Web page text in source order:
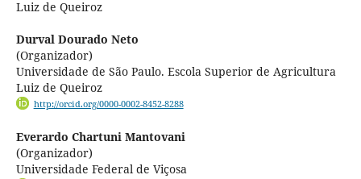
Luiz de Queiroz
Durval Dourado Neto
(Organizador)
Universidade de São Paulo. Escola Superior de Agricultura
Luiz de Queiroz
http://orcid.org/0000-0002-8452-8288
Everardo Chartuni Mantovani
(Organizador)
Universidade Federal de Viçosa